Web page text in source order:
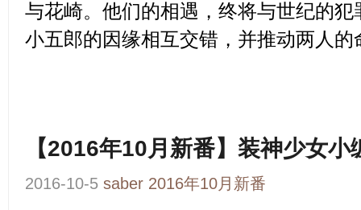
与花崎。他们的相遇，终将与世纪的
小五郎的因缘相互交错，并推动两人
【2016年10月新番】装神少女小
2016-10-5 saber 2016年10月新番